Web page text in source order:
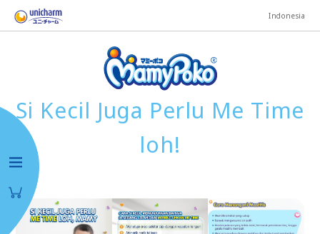
Indonesia
Si Kecil Juga Perlu Me Time
loh!